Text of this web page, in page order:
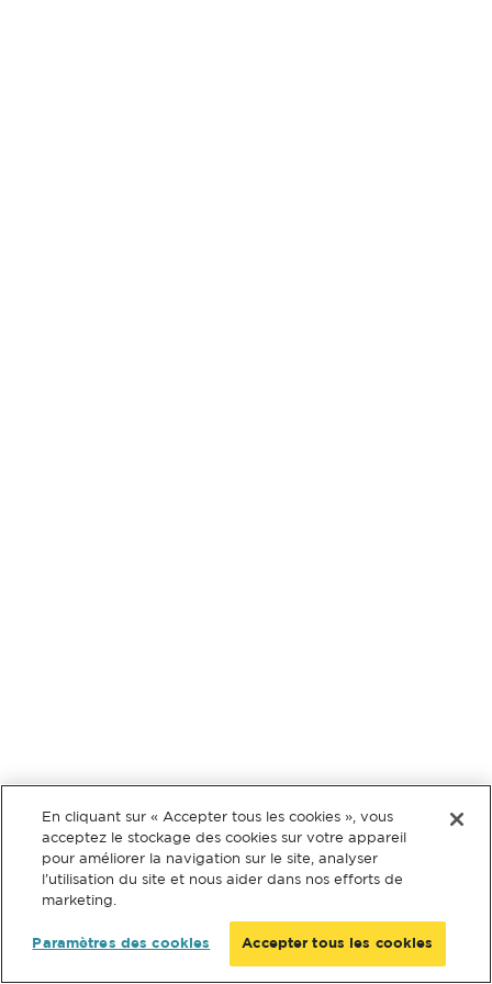
En cliquant sur « Accepter tous les cookies », vous
acceptez le stockage des cookies sur votre appareil
pour améliorer la navigation sur le site, analyser
l’utilisation du site et nous aider dans nos efforts de
marketing.
Paramètres des cookies Accepter tous les cookies